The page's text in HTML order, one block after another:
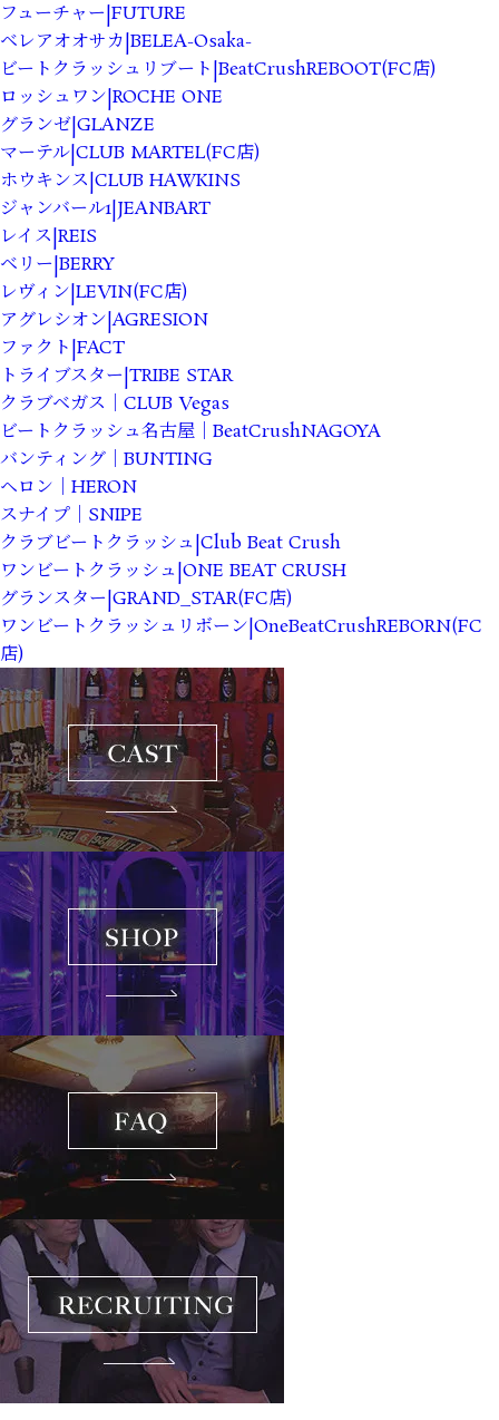
フューチャー|FUTURE
ベレアオオサカ|BELEA-Osaka-
ビートクラッシュリブート|BeatCrushREBOOT(FC店)
ロッシュワン|ROCHE ONE
グランゼ|GLANZE
マーテル|CLUB MARTEL(FC店)
ホウキンス|CLUB HAWKINS
ジャンバール1|JEANBART
レイス|REIS
ベリー|BERRY
レヴィン|LEVIN(FC店)
アグレシオン|AGRESION
ファクト|FACT
トライブスター|TRIBE STAR
クラブベガス｜CLUB Vegas
ビートクラッシュ名古屋｜BeatCrushNAGOYA
バンティング｜BUNTING
ヘロン｜HERON
スナイプ｜SNIPE
クラブビートクラッシュ|Club Beat Crush
ワンビートクラッシュ|ONE BEAT CRUSH
グランスター|GRAND_STAR(FC店)
ワンビートクラッシュリボーン|OneBeatCrushREBORN(FC
店)